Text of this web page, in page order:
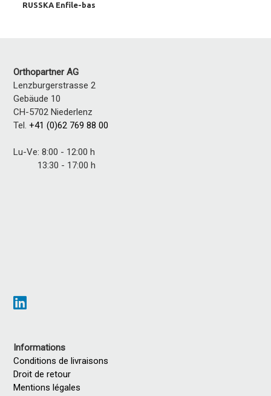
RUSSKA Enfile-bas
Orthopartner AG
Lenzburgerstrasse 2
Gebäude 10
CH-5702 Niederlenz
Tel.+41 (0)62 769 88 00
Lu-Ve: 8:00 - 12:00 h
13:30 - 17:00 h
Informations
Conditions de livraisons
Droit de retour
Mentions légales